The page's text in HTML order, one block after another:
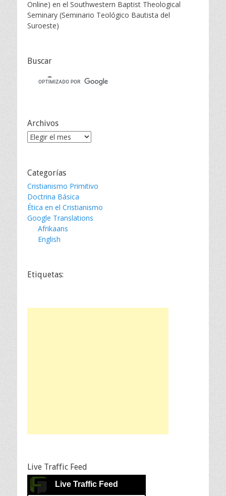
Online) en el Southwestern Baptist Theological
Seminary (Seminario Teológico Bautista del
Suroeste)
Buscar
Archivos
Archivos
Categorías
Cristianismo Primitivo
Doctrina Básica
Ética en el Cristianismo
Google Translations
Afrikaans
English
Etiquetas:
Live Traffic Feed
Live Traffic Feed